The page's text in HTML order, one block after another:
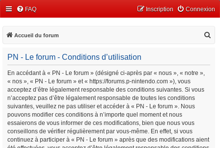
FAQ Connexion
Inscription
Accueil du forum
PN - Le forum - Conditions d’utilisation
En accédant à « PN - Le forum » (désigné ci-après par « nous », « notre »,
« nos », « PN - Le forum » et « https://forums.p-nintendo.com »), vous
acceptez d’être légalement responsable des conditions suivantes. Si vous
n’acceptez pas d’être légalement responsable de toutes les conditions
suivantes, veuillez ne pas utiliser et accéder à « PN - Le forum ». Nous
pouvons modifier ces conditions à n’importe quel moment et nous
essaierons de vous informer de ces modifications, bien que nous vous
conseillons de vérifier régulièrement par vous-même. En effet, si vous
continuez à participer à « PN - Le forum » après que des modifications aient